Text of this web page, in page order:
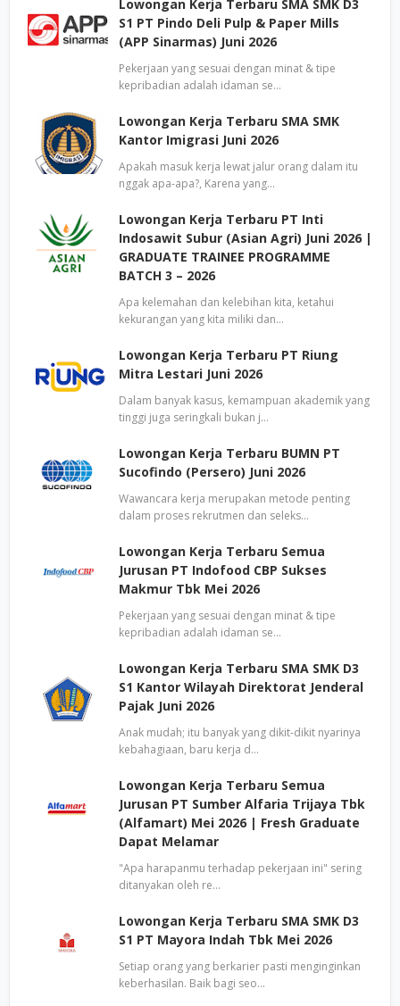
Lowongan Kerja Terbaru SMA SMK D3
S1 PT Pindo Deli Pulp & Paper Mills
(APP Sinarmas) Juni 2026
Pekerjaan yang sesuai dengan minat & tipe
kepribadian adalah idaman se…
Lowongan Kerja Terbaru SMA SMK
Kantor Imigrasi Juni 2026
Apakah masuk kerja lewat jalur orang dalam itu
nggak apa-apa?, Karena yang…
Lowongan Kerja Terbaru PT Inti
Indosawit Subur (Asian Agri) Juni 2026 |
GRADUATE TRAINEE PROGRAMME
BATCH 3 – 2026
Apa kelemahan dan kelebihan kita, ketahui
kekurangan yang kita miliki dan…
Lowongan Kerja Terbaru PT Riung
Mitra Lestari Juni 2026
Dalam banyak kasus, kemampuan akademik yang
tinggi juga seringkali bukan j…
Lowongan Kerja Terbaru BUMN PT
Sucofindo (Persero) Juni 2026
Wawancara kerja merupakan metode penting
dalam proses rekrutmen dan seleks…
Lowongan Kerja Terbaru Semua
Jurusan PT Indofood CBP Sukses
Makmur Tbk Mei 2026
Pekerjaan yang sesuai dengan minat & tipe
kepribadian adalah idaman se…
Lowongan Kerja Terbaru SMA SMK D3
S1 Kantor Wilayah Direktorat Jenderal
Pajak Juni 2026
Anak mudah; itu banyak yang dikit-dikit nyarinya
kebahagiaan, baru kerja d…
Lowongan Kerja Terbaru Semua
Jurusan PT Sumber Alfaria Trijaya Tbk
(Alfamart) Mei 2026 | Fresh Graduate
Dapat Melamar
"Apa harapanmu terhadap pekerjaan ini" sering
ditanyakan oleh re…
Lowongan Kerja Terbaru SMA SMK D3
S1 PT Mayora Indah Tbk Mei 2026
Setiap orang yang berkarier pasti menginginkan
keberhasilan. Baik bagi seo…